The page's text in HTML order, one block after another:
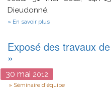
Dieudonné.
En savoir plus
en
déjouant
espiègleries
Exposé des travaux
»
30 mai 2012
Type
Séminaire d'équipe